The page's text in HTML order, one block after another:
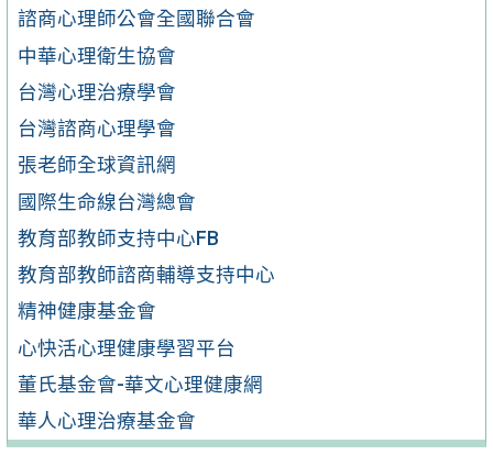
諮商心理師公會全國聯合會
中華心理衛生協會
台灣心理治療學會
台灣諮商心理學會
張老師全球資訊網
國際生命線台灣總會
教育部教師支持中心FB
教育部教師諮商輔導支持中心
精神健康基金會
心快活心理健康學習平台
董氏基金會-華文心理健康網
華人心理治療基金會